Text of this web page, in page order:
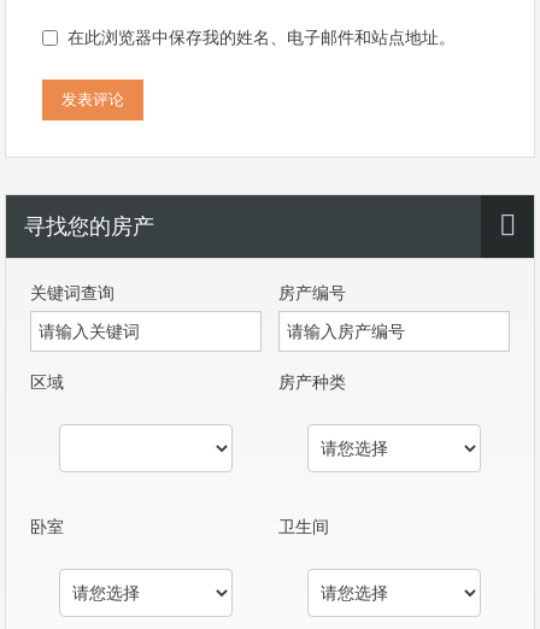
在此浏览器中保存我的姓名、电子邮件和站点地址。
寻找您的房产
关键词查询 房产编号
区域 房产种类
卧室 卫生间